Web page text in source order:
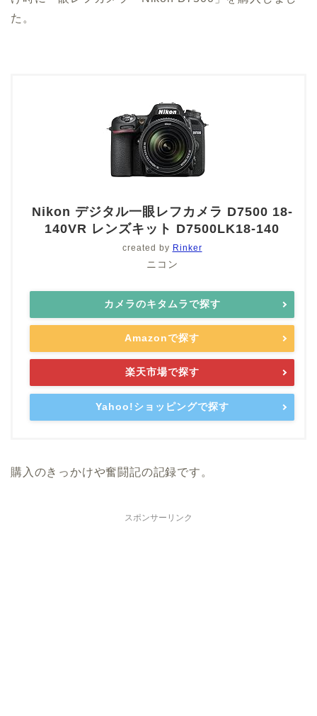
た。
Nikon デジタル一眼レフカメラ D7500 18-
140VR レンズキット D7500LK18-140
created by Rinker
ニコン
カメラのキタムラで探す
Amazonで探す
楽天市場で探す
Yahoo!ショッピングで探す
購入のきっかけや奮闘記の記録です。
スポンサーリンク